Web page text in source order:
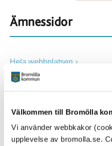
Välkommen till Bromölla
Vi använder webbkakor
upplevelse av bromolla.se.
Ämnessidor
Hela webbplatsen
Alla platser